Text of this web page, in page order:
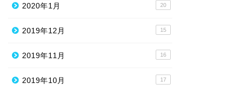
2020年1月 20
2019年12月 15
2019年11月 16
2019年10月 17